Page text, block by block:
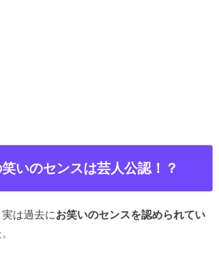
いのセンスは芸人公認！？
は過去にお笑いのセンスを認められてい